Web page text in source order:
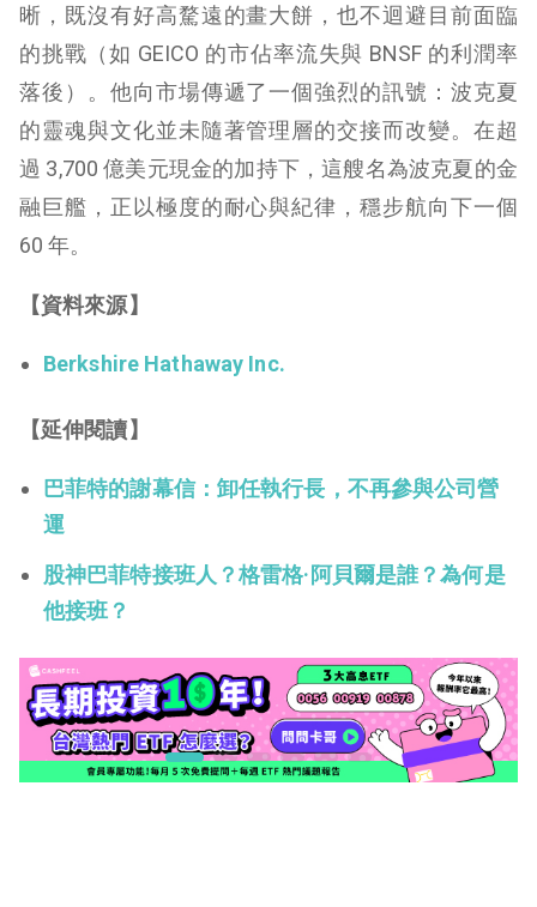
晰，既沒有好高騖遠的畫大餅，也不迴避目前面臨
的挑戰（如 GEICO 的市佔率流失與 BNSF 的利潤率
落後）。他向市場傳遞了一個強烈的訊號：波克夏
的靈魂與文化並未隨著管理層的交接而改變。在超
過 3,700 億美元現金的加持下，這艘名為波克夏的金
融巨艦，正以極度的耐心與紀律，穩步航向下一個
60 年。
【資料來源】
Berkshire Hathaway Inc.
【延伸閱讀】
巴菲特的謝幕信：卸任執行長，不再參與公司營
運
股神巴菲特接班人？格雷格·阿貝爾是誰？為何是
他接班？